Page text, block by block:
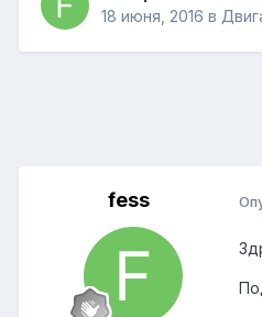
18 июня, 2016 в
fess